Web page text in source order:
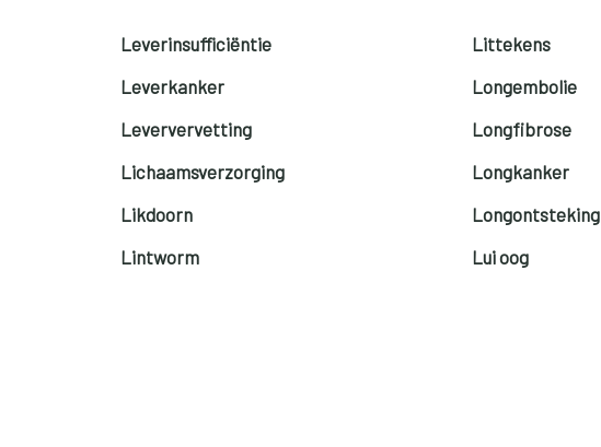
Leverinsufficiëntie
Leverkanker
Leververvetting
Lichaamsverzorging
Likdoorn
Lintworm
Littekens
Longembolie
Longfibrose
Longkanker
Longontsteking
Lui oog